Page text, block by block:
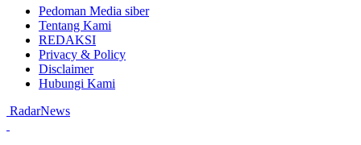
Pedoman Media siber
Tentang Kami
REDAKSI
Privacy & Policy
Disclaimer
Hubungi Kami
RadarNews